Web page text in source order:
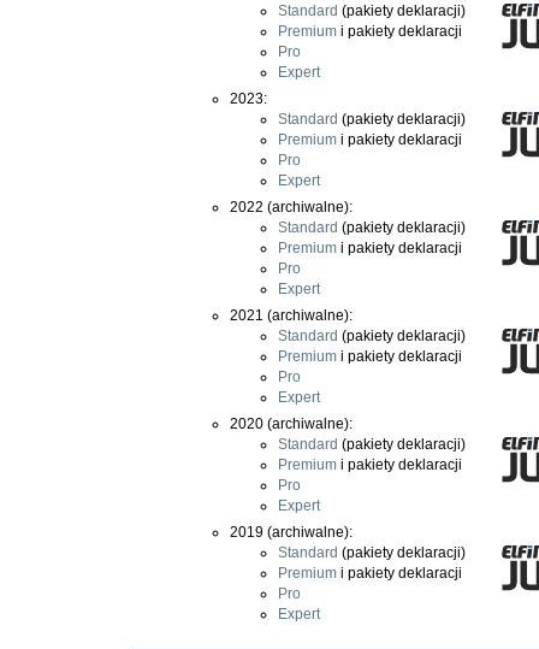
Standard (pakiety deklaracji)
Premium i pakiety deklaracji
Pro
Expert
2023:
Standard (pakiety deklaracji)
Premium i pakiety deklaracji
Pro
Expert
2022 (archiwalne):
Standard (pakiety deklaracji)
Premium i pakiety deklaracji
Pro
Expert
2021 (archiwalne):
Standard (pakiety deklaracji)
Premium i pakiety deklaracji
Pro
Expert
2020 (archiwalne):
Standard (pakiety deklaracji)
Premium i pakiety deklaracji
Pro
Expert
2019 (archiwalne):
Standard (pakiety deklaracji)
Premium i pakiety deklaracji
Pro
Expert